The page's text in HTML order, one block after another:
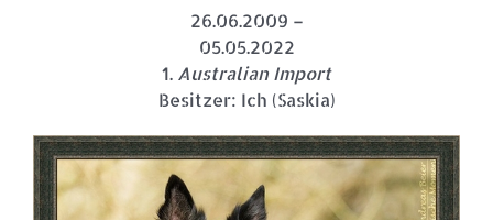
26.06.2009 –
05.05.2022
1. Australian Import
Besitzer: Ich (Saskia)